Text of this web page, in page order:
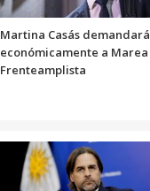
Martina Casás demandará
económicamente a Marea
Frenteamplista